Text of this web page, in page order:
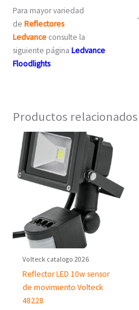
Para mayor variedad
de Reflectores
Ledvance consulte la
siguiente página Ledvance
Floodlights
Productos relacionados
Volteck catalogo 2026
Reflector LED 10w sensor
de movimiento Volteck
48228